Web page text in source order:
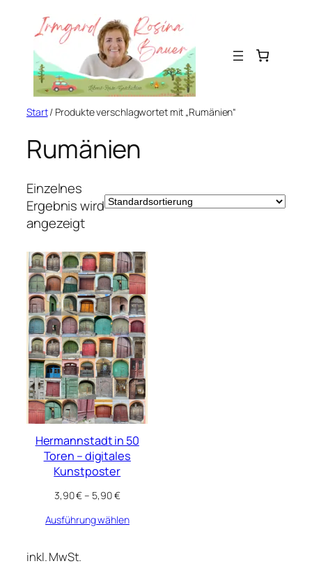
Inhalt
springen
Start/ Produkte verschlagwortet mit „Rumänien“
Rumänien
Einzelnes
Ergebnis wird
angezeigt
Hermannstadt in 50
Toren – digitales
Kunstposter
3,90€– 5,90€
Ausführung wählen
inkl. MwSt.